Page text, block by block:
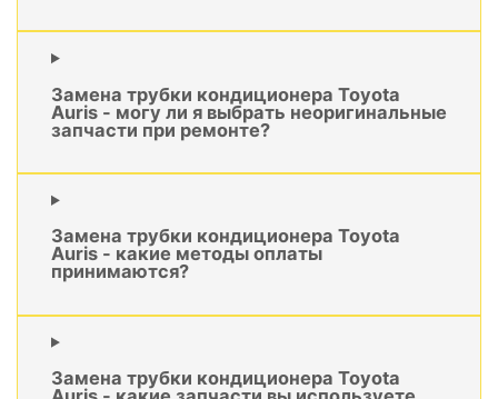
Замена трубки кондиционера Toyota
Auris - могу ли я выбрать неоригинальные
запчасти при ремонте?
Замена трубки кондиционера Toyota
Auris - какие методы оплаты
принимаются?
Замена трубки кондиционера Toyota